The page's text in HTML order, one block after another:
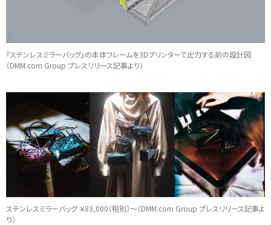
『ステンレスミラーバッグ』の本体フレームを3Dプリンターで出力する前の設計図
（DMM.com Group プレスリリース記事より）
ステンレスミラーバッグ ￥83,000（税別）〜（DMM.com Group プレスリリース記事よ
り）